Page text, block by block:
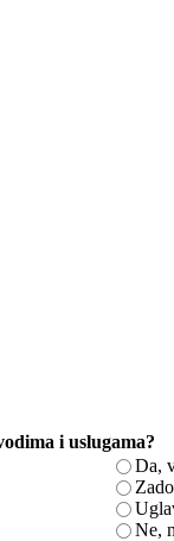
i uslugama?
Da,
Ne,